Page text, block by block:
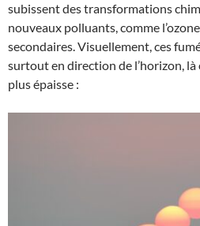
subissent des transformations
nouveaux polluants, comme
secondaires. Visuellement, ces
surtout en direction de l’horizon, là
plus épaisse :